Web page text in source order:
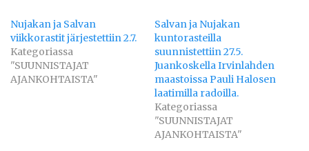
Nujakan ja Salvan
viikkorastit järjestettiin 2.7.
Kategoriassa
"SUUNNISTAJAT
AJANKOHTAISTA"
Salvan ja Nujakan
kuntorasteilla
suunnistettiin 27.5.
Juankoskella Irvinlahden
maastoissa Pauli Halosen
laatimilla radoilla.
Kategoriassa
"SUUNNISTAJAT
AJANKOHTAISTA"